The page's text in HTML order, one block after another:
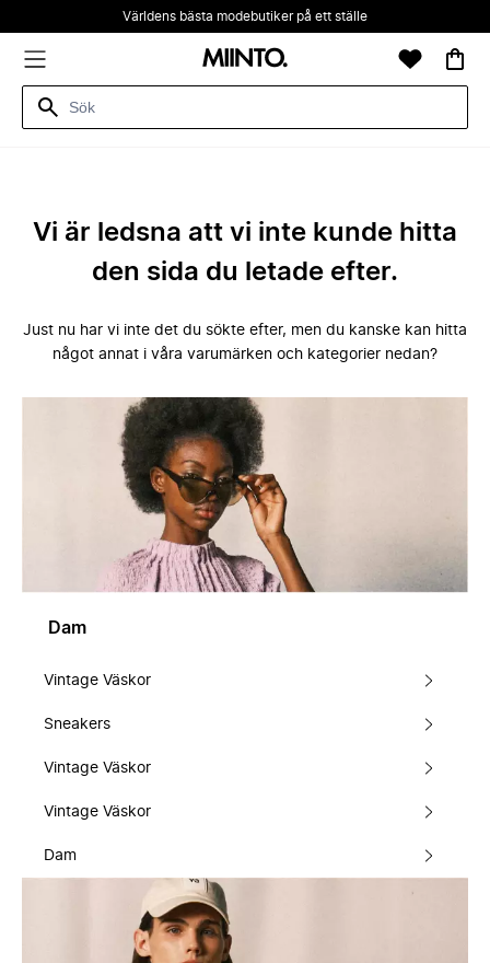
Världens bästa modebutiker på ett ställe
Vi är ledsna att vi inte kunde hitta
den sida du letade efter.
Just nu har vi inte det du sökte efter, men du kanske kan hitta
något annat i våra varumärken och kategorier nedan?
Dam
Vintage Väskor
Sneakers
Vintage Väskor
Vintage Väskor
Dam